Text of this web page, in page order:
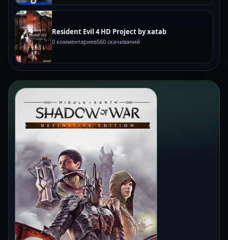
Resident Evil 4 HD Project by xatab
0 комментариев560 скачиваний